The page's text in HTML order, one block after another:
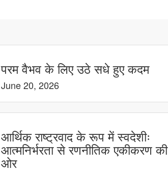
परम वैभव के लिए उठे सधे हुए कदम
June 20, 2026
आर्थिक राष्ट्रवाद के रूप में स्वदेशीः
आत्मनिर्भरता से रणनीतिक एकीकरण की
ओर